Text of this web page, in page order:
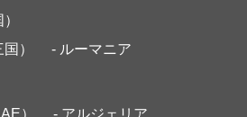
）
- ルーマニア
）
- アルジェリア